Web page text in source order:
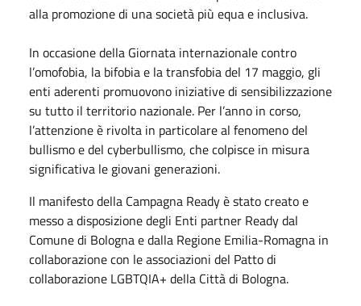
alla promozione di una società più equa e inclusiva.
In occasione della Giornata internazionale contro
l’omofobia, la bifobia e la transfobia del 17 maggio, gli
enti aderenti promuovono iniziative di sensibilizzazione
su tutto il territorio nazionale. Per l’anno in corso,
l’attenzione è rivolta in particolare al fenomeno del
bullismo e del cyberbullismo, che colpisce in misura
significativa le giovani generazioni.
Il manifesto della Campagna Ready è stato creato e
messo a disposizione degli Enti partner Ready dal
Comune di Bologna e dalla Regione Emilia-Romagna in
collaborazione con le associazioni del Patto di
collaborazione LGBTQIA+ della Città di Bologna.